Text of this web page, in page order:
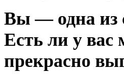
Вы — одна из
Есть ли у вас
прекрасно